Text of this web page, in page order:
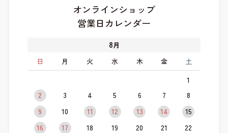
オンラインショップ
営業日カレンダー
8月
日
月 火 水 木 金 土
1
2
3 4 5 6 7
8
9
10 11 12 13 14
15
16
17 18 19 20 21
22